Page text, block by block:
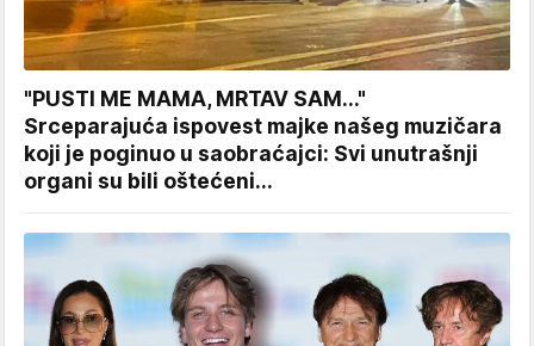
"PUSTI ME MAMA, MRTAV SAM..."
Srceparajuća ispovest majke našeg muzičara
koji je poginuo u saobraćajci: Svi unutrašnji
organi su bili oštećeni...